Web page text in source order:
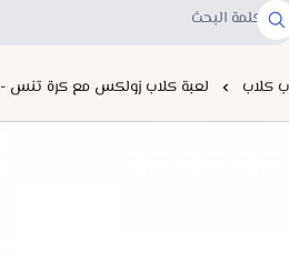
كلاب لعبة كلاب زولكس مع كرة تنس - 40 سم - ملونة